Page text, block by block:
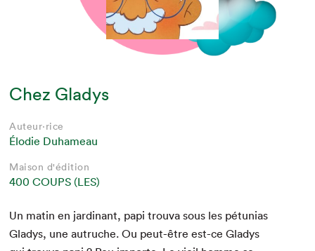
Chez Gladys
Auteur·rice
Élodie Duhameau
Maison d'édition
400 COUPS (LES)
Un matin en jar­di­nant, papi trou­va sous les pétu­nias
Gladys, une autruche. Ou peut-être est-ce Gladys